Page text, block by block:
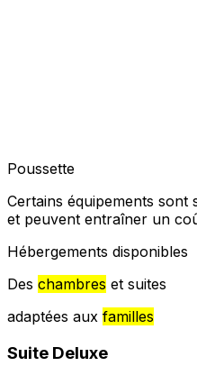
Poussette
Certains équipements sont
et peuvent entraîner un
Hébergements disponibles
Des chambres et suites
adaptées aux familles
Suite Deluxe